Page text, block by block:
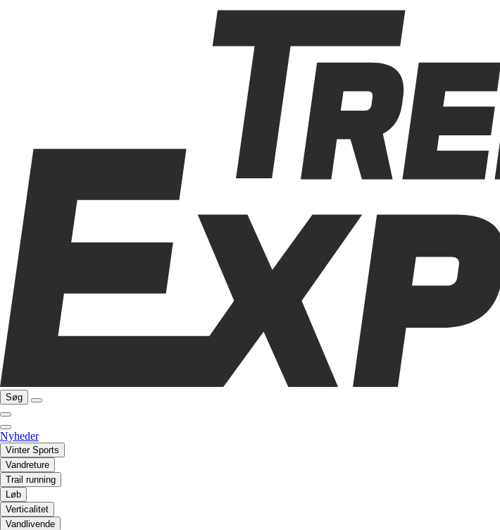
Søg
Nyheder
Vinter Sports
Vandreture
Trail running
Løb
Verticalitet
Vandlivende